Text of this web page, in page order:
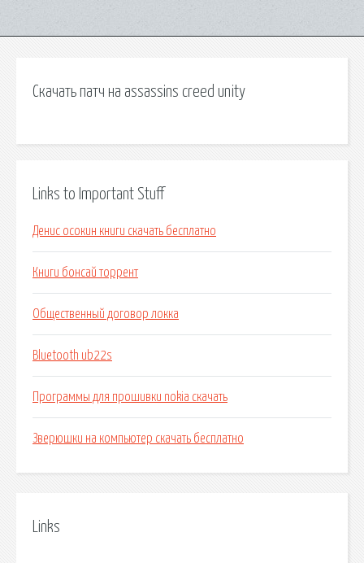
Скачать патч на assassins creed unity
Links to Important Stuff
Денис осокин книги скачать бесплатно
Книги бонсай торрент
Общественный договор локка
Bluetooth ub22s
Программы для прошивки nokia скачать
Зверюшки на компьютер скачать бесплатно
Links